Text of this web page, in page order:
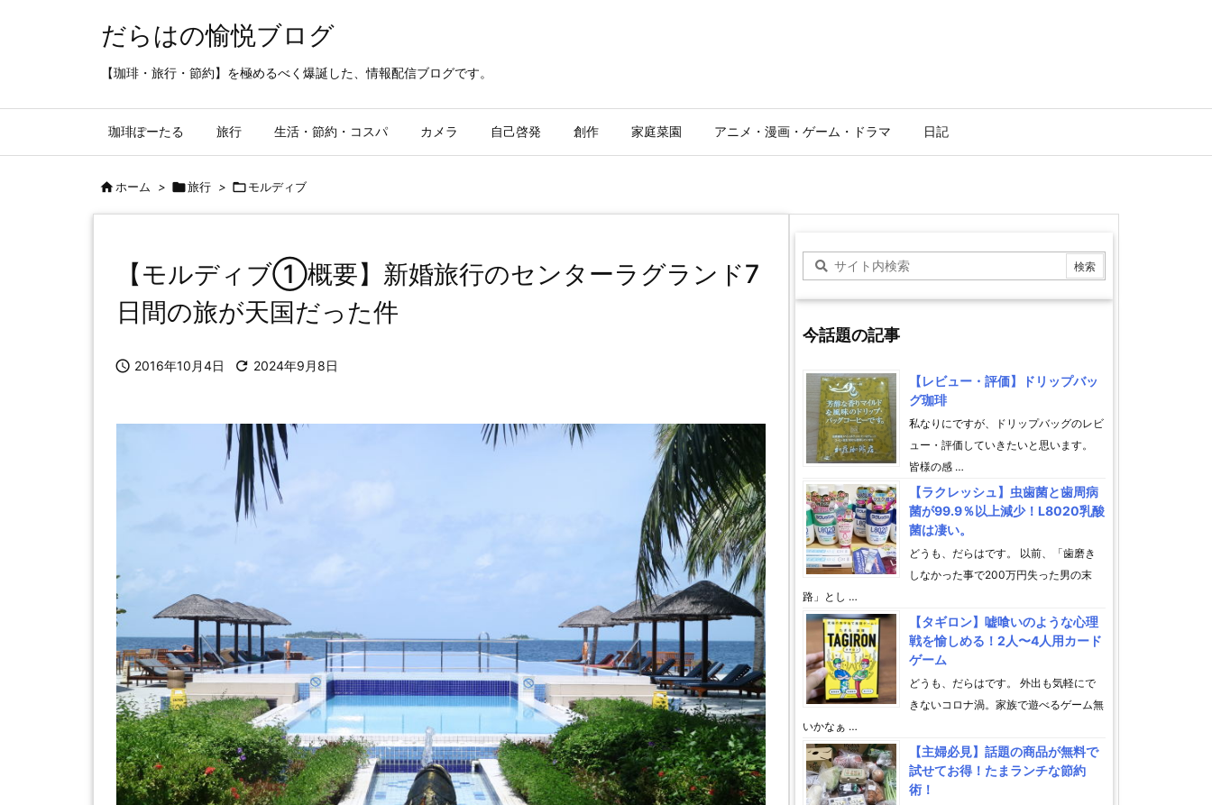
だらはの愉悦ブログ
【珈琲・旅行・節約】を極めるべく爆誕した、情報配信ブログです。
珈琲ぽーたる 旅行 生活・節約・コスパ カメラ 自己啓発 創作 家庭菜園 アニメ・漫画・ゲーム・ドラマ 日記
ホーム > 旅行 > モルディブ
【モルディブ①概要】新婚旅行のセンターラグランド7
日間の旅が天国だった件
 2016年10月4日  2024年9月8日
今話題の記事
【レビュー・評価】ドリップバッ
グ珈琲
私なりにですが、ドリップバッグのレビ
ュー・評価していきたいと思います。
皆様の感 …
【ラクレッシュ】虫歯菌と歯周病
菌が99.9％以上減少！L8020乳酸
菌は凄い。
どうも、だらはです。 以前、「歯磨き
しなかった事で200万円失った男の末
路」とし …
【タギロン】嘘喰いのような心理
戦を愉しめる！2人〜4人用カード
ゲーム
どうも、だらはです。 外出も気軽にで
きないコロナ渦。家族で遊べるゲーム無
いかなぁ …
【主婦必見】話題の商品が無料で
試せてお得！たまランチな節約
術！